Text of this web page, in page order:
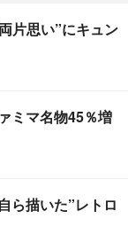
片思い”にキュン
ミマ名物45％増
ら描いた”レトロ